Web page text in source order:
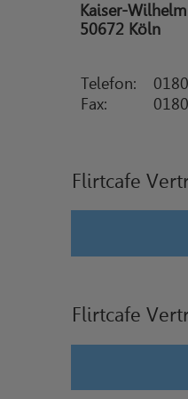
Kaiser-
50672 Köln
Telefon:
Fax:
Flirtcafe
Flirtcafe